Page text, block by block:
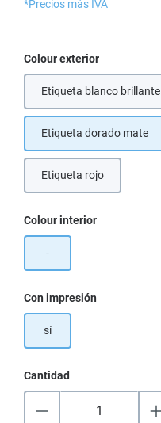
*Precios más IVA
Seleccione
Colour exterior
Etiqueta blanco brillante
Etiqueta dorado mate
Etiqueta rojo
Seleccione
Colour interior
-
Seleccione
Con impresión
sí
Cantidad